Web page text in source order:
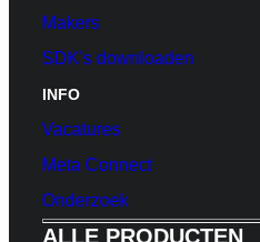
Makers
SDK's downloaden
INFO
Vacatures
Meta Connect
Onderzoek
ALLE PRODUCTEN